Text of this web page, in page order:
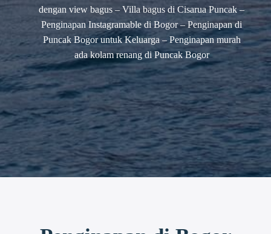
dengan view bagus – Villa bagus di Cisarua Puncak –
Penginapan Instagramable di Bogor – Penginapan di
Puncak Bogor untuk Keluarga – Penginapan murah
ada kolam renang di Puncak Bogor